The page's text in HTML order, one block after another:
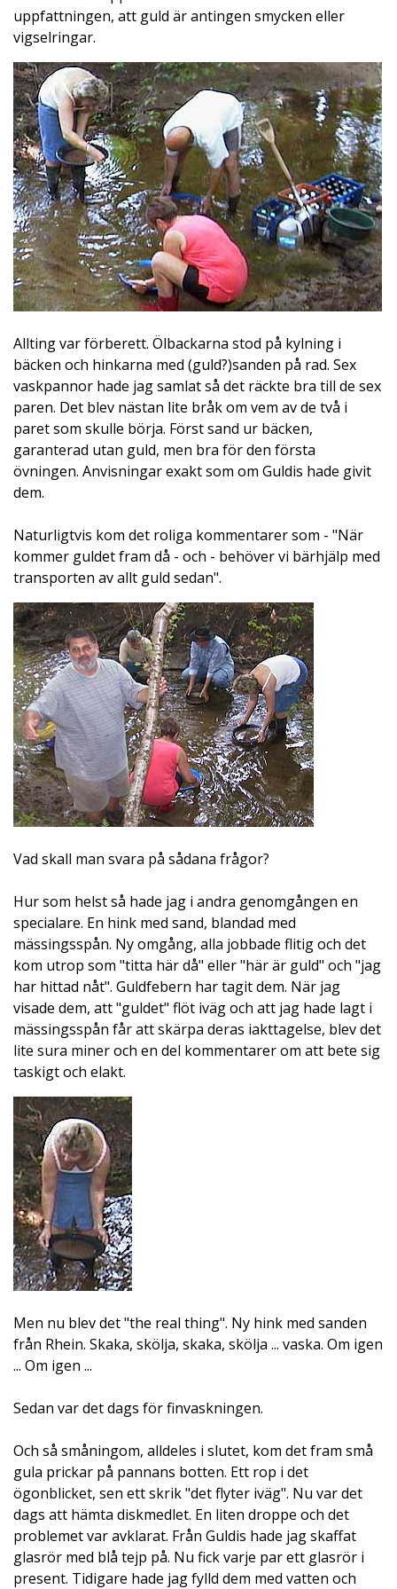
uppfattningen, att guld är antingen smycken eller
vigselringar.
Allting var förberett. Ölbackarna stod på kylning i
bäcken och hinkarna med (guld?)sanden på rad. Sex
vaskpannor hade jag samlat så det räckte bra till de sex
paren. Det blev nästan lite bråk om vem av de två i
paret som skulle börja. Först sand ur bäcken,
garanterad utan guld, men bra för den första
övningen. Anvisningar exakt som om Guldis hade givit
dem.
Naturligtvis kom det roliga kommentarer som - "När
kommer guldet fram då - och - behöver vi bärhjälp med
transporten av allt guld sedan".
Vad skall man svara på sådana frågor?
Hur som helst så hade jag i andra genomgången en
specialare. En hink med sand, blandad med
mässingsspån. Ny omgång, alla jobbade flitig och det
kom utrop som "titta här då" eller "här är guld" och "jag
har hittad nåt". Guldfebern har tagit dem. När jag
visade dem, att "guldet" flöt iväg och att jag hade lagt i
mässingsspån får att skärpa deras iakttagelse, blev det
lite sura miner och en del kommentarer om att bete sig
taskigt och elakt.
Men nu blev det "the real thing". Ny hink med sanden
från Rhein. Skaka, skölja, skaka, skölja ... vaska. Om igen
... Om igen ...
Sedan var det dags för finvaskningen.
Och så småningom, alldeles i slutet, kom det fram små
gula prickar på pannans botten. Ett rop i det
ögonblicket, sen ett skrik "det flyter iväg". Nu var det
dags att hämta diskmedlet. En liten droppe och det
problemet var avklarat. Från Guldis hade jag skaffat
glasrör med blå tejp på. Nu fick varje par ett glasrör i
present. Tidigare hade jag fylld dem med vatten och